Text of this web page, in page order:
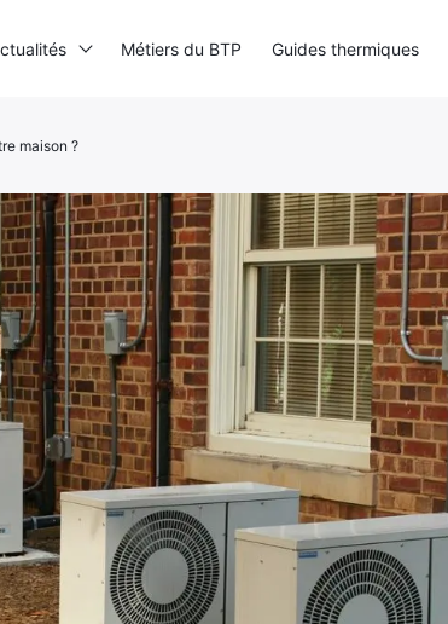
maison ?
Métiers du BTP Guides thermiques